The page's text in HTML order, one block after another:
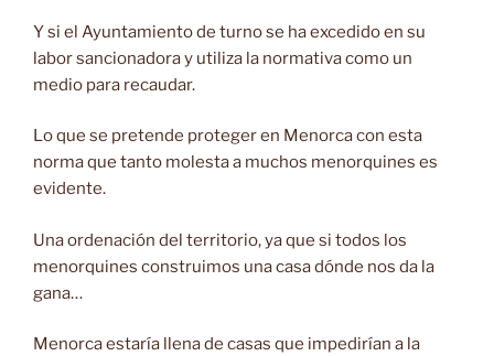
Y si el Ayuntamiento de turno se ha excedido en su
labor sancionadora y utiliza la normativa como un
medio para recaudar.
Lo que se pretende proteger en Menorca con esta
norma que tanto molesta a muchos menorquines es
evidente.
Una ordenación del territorio, ya que si todos los
menorquines construimos una casa dónde nos da la
gana…
Menorca estaría llena de casas que impedirían a la